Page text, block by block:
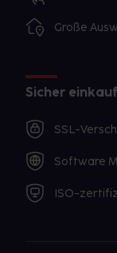
Große
Sicher
SSL-
Software
ISO-